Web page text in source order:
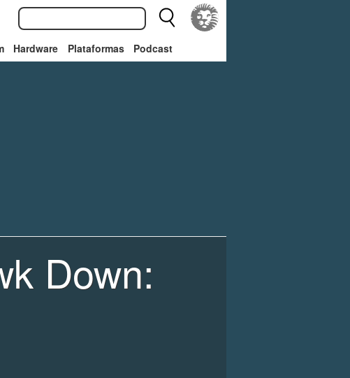
Hardware Plataformas Podcast
Down: